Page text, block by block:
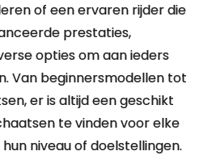
of een ervaren rijder die
prestaties,
opties om aan ieders
Van beginnersmodellen tot
er is altijd een geschikt
te vinden voor elke
niveau of doelstellingen.